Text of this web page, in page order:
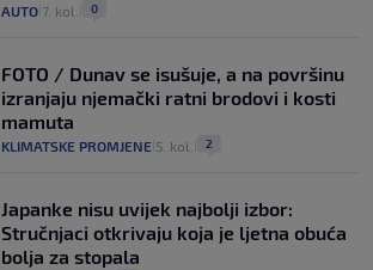
AUTO 7. kol. 0
FOTO / Dunav se isušuje, a na površinu
izranjaju njemački ratni brodovi i kosti
mamuta
KLIMATSKE PROMJENE 5. kol. 2
Japanke nisu uvijek najbolji izbor:
Stručnjaci otkrivaju koja je ljetna obuća
bolja za stopala